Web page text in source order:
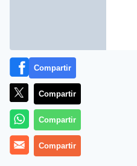
La prueba de hoy, 3 de
periódicos de papel
Compartir
Compartir
Compartir
Compartir